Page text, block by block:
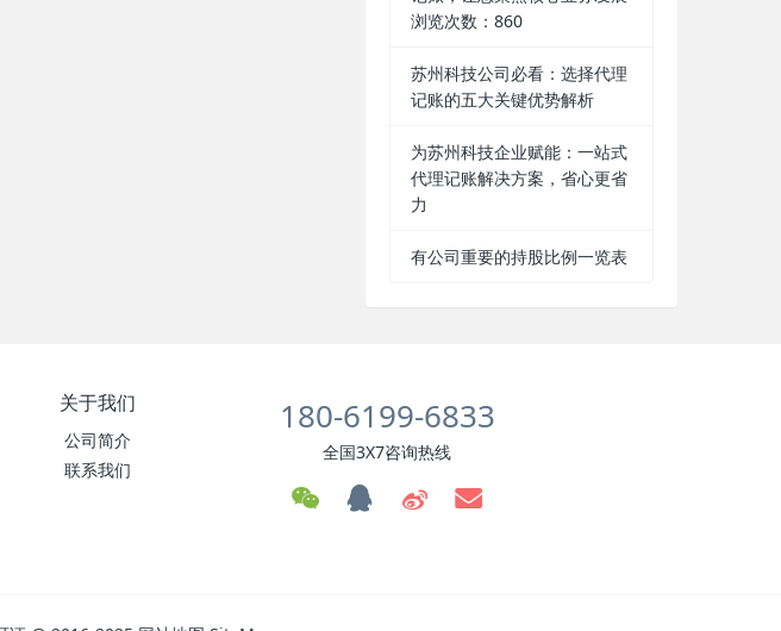
浏览次数：860
苏州科技公司必看：选择代理
记账的五大关键优势解析
为苏州科技企业赋能：一站式
代理记账解决方案，省心更省
力
有公司重要的持股比例一览表
关于我们
公司简介
联系我们
180-6199-6833
全国3X7咨询热线